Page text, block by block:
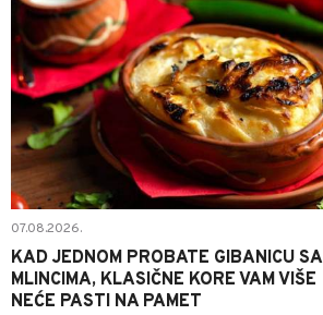
07.08.2026.
KAD JEDNOM PROBATE GIBANICU SA
MLINCIMA, KLASIČNE KORE VAM VIŠE
NEĆE PASTI NA PAMET